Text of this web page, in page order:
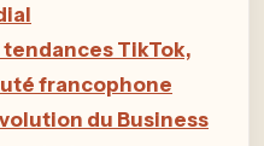
tendances TikTok,
francophone
du Business